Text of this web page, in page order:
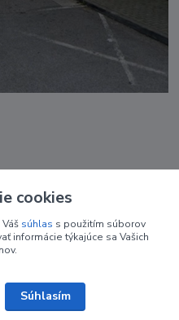
cookies
súhlas s použitím súborov
informácie týkajúce sa Vašich
Súhlasím